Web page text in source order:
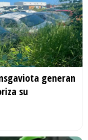
generan
su